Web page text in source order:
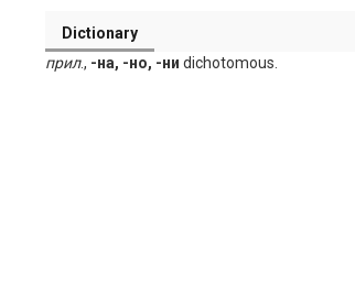
Dictionary
прил., -на, -но, -ни dichotomous.